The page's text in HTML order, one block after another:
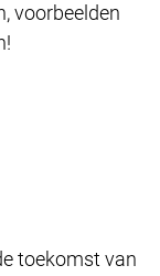
voorbeelden
toekomst van